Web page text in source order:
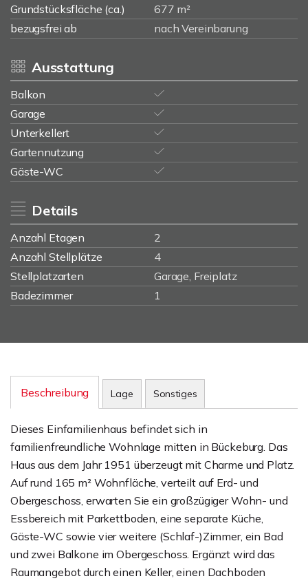
Grundstücksfläche (ca.)
677 m²
bezugsfrei ab
nach Vereinbarung
Ausstattung
Balkon
Garage
Unterkellert
Gartennutzung
Gäste-WC
Details
Anzahl Etagen
2
Anzahl Stellplätze
4
Stellplatzarten
Garage, Freiplatz
Badezimmer
1
Beschreibung Lage Sonstiges
Dieses Einfamilienhaus befindet sich in
familienfreundliche Wohnlage mitten in Bückeburg. Das
Haus aus dem Jahr 1951 überzeugt mit Charme und Platz.
Auf rund 165 m² Wohnfläche, verteilt auf Erd- und
Obergeschoss, erwarten Sie ein großzügiger Wohn- und
Essbereich mit Parkettboden, eine separate Küche,
Gäste-WC sowie vier weitere (Schlaf-)Zimmer, ein Bad
und zwei Balkone im Obergeschoss. Ergänzt wird das
Raumangebot durch einen Keller, einen Dachboden